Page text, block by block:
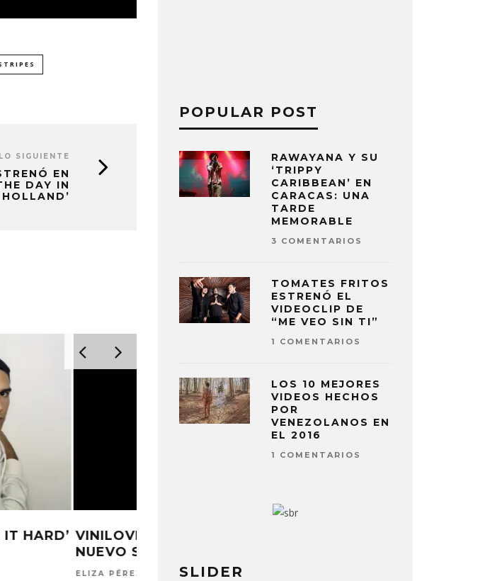
SIGUIENTE
EN
DAY IN
SU
AVIÓN’
2026
POPULAR POST
RAWAYANA Y SU
‘TRIPPY
CARIBBEAN’ EN
CARACAS: UNA
TARDE
MEMORABLE
3 COMENTARIOS
TOMATES FRITOS
ESTRENÓ EL
VIDEOCLIP DE
“ME VEO SIN TI”
1 COMENTARIOS
LOS 10 MEJORES
VIDEOS HECHOS
POR
VENEZOLANOS EN
EL 2016
1 COMENTARIOS
SLIDER